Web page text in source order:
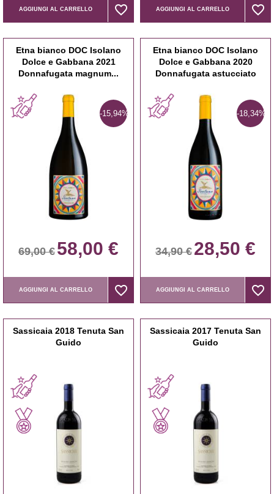
AGGIUNGI AL CARRELLO favorite_border
favorite_border AGGIUNGI AL CARRELLO favorite_border
favorite_border
Etna bianco DOC Isolano
Dolce e Gabbana 2021
Donnafugata magnum...
-15,94%
69,00 € 58,00 €
AGGIUNGI AL CARRELLO favorite_border
favorite_border
Etna bianco DOC Isolano
Dolce e Gabbana 2020
Donnafugata astucciato
-18,34%
34,90 € 28,50 €
AGGIUNGI AL CARRELLO favorite_border
favorite_border
Sassicaia 2018 Tenuta San
Guido
Sassicaia 2017 Tenuta San
Guido